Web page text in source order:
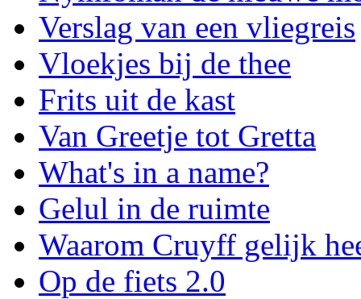
Verslag van een vliegreis
Vloekjes bij de thee
Frits uit de kast
Van Greetje tot Gretta
What's in a name?
Gelul in de ruimte
Waarom Cruyff gelijk
Op de fiets 2.0